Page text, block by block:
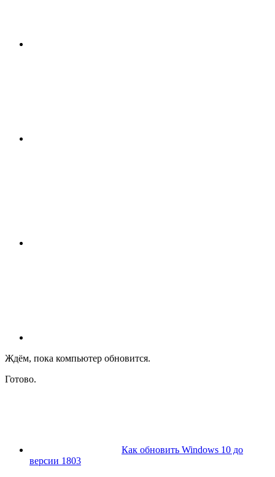
Ждём, пока компьютер обновится.
Готово.
Как обновить Windows 10 до
версии 1803